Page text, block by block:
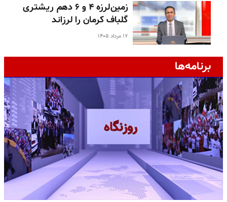
زمین‌لرزه ۴ و ۶ دهم ریشتری
گلباف کرمان را لرزاند
۱۷ مرداد ۱۴۰۵
برنامه‌ها